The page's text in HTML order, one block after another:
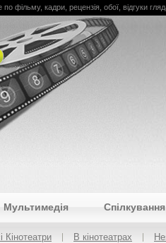
фільму, кадри, рецензія, обої, відгуки
Мультимедія Спілкування
Кінотеатри В кінотеатрах